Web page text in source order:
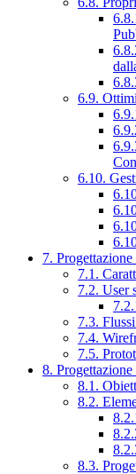
6.9.
6.10.
7.
7.1.
7.2. User
7.3.
7.4.
7.5.
8.
8.1.
8.2.
8.3.